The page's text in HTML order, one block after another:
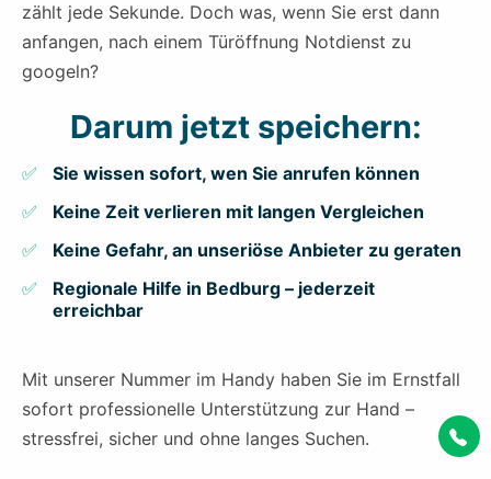
zählt jede Sekunde. Doch was, wenn Sie erst dann
anfangen, nach einem Türöffnung Notdienst zu
googeln?
Darum jetzt speichern:
Sie wissen sofort, wen Sie anrufen können
Keine Zeit verlieren mit langen Vergleichen
Keine Gefahr, an unseriöse Anbieter zu geraten
Regionale Hilfe in Bedburg – jederzeit
erreichbar
Mit unserer Nummer im Handy haben Sie im Ernstfall
sofort professionelle Unterstützung zur Hand –
stressfrei, sicher und ohne langes Suchen.